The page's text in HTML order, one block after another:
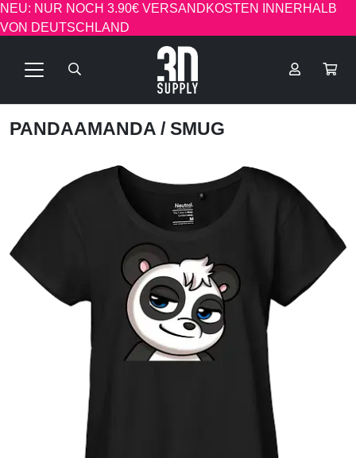
NEU: NUR NOCH 3.90€ VERSANDKOSTEN INNERHALB
VON DEUTSCHLAND
PANDAAMANDA / SMUG